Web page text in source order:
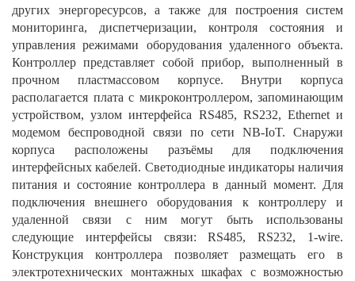
других энергоресурсов, а также для построения систем
мониторинга, диспетчеризации, контроля состояния и
управления режимами оборудования удаленного объекта.
Контроллер представляет собой прибор, выполненный в
прочном пластмассовом корпусе. Внутри корпуса
располагается плата с микроконтроллером, запоминающим
устройством, узлом интерфейса RS485, RS232, Ethernet и
модемом беспроводной связи по сети NB-IoT. Снаружи
корпуса расположены разъёмы для подключения
интерфейсных кабелей. Светодиодные индикаторы наличия
питания и состояние контроллера в данный момент. Для
подключения внешнего оборудования к контроллеру и
удаленной связи с ним могут быть использованы
следующие интерфейсы связи: RS485, RS232, 1-wire.
Конструкция контроллера позволяет размещать его в
электротехнических монтажных шкафах с возможностью